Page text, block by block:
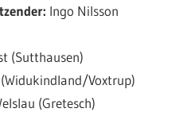
Ingo Nilsson
(Sutthausen)
(Widukindland/Voxtrup)
(Gretesch)